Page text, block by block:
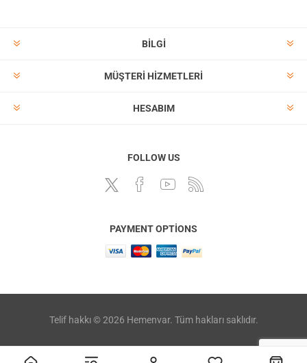
BILGI
MÜŞTERI HIZMETLERI
HESABIM
FOLLOW US
PAYMENT OPTIONS
Telif hakkı © 2026 Hemenvar. Tüm hakları saklıdır.